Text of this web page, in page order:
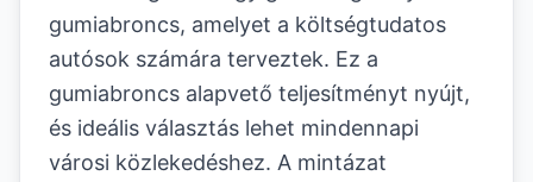
gumiabroncs, amelyet a költségtudatos
autósok számára terveztek. Ez a
gumiabroncs alapvető teljesítményt nyújt,
és ideális választás lehet mindennapi
városi közlekedéshez. A mintázat